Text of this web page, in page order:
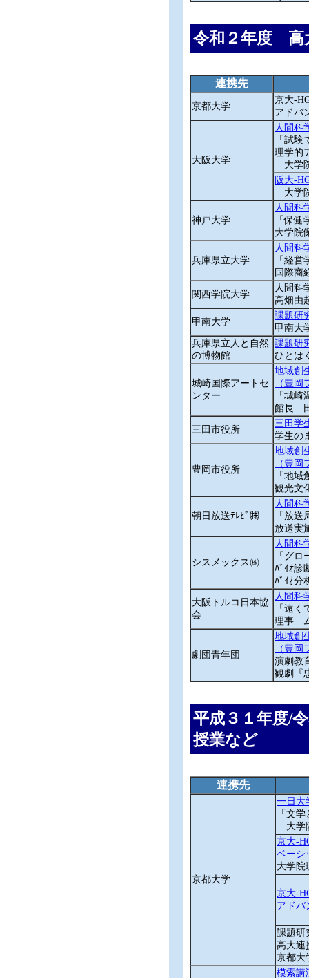
令和２年度 高
連携先
京都大学
京大-
アドバ
大阪大学
人間科
「試
理学的
大学
阪大
大学
神戸大学
人間科
「保
大学院
兵庫県立大学
人間科
「経
国際商
関西学院大学
人間科
高畑由
甲南大学
課題研
甲南大
兵庫県立人と自然
の博物館
課題研
ひとは
城崎国際アートセ
ンター
地域創
（豊
「城
館長
三田市役所
三田学
学生の
豊岡市役所
地域創
（豊
「地
観光文
朝日放送ﾃﾚﾋﾞ㈱
人間科
「放
放送実
シスメックス㈱
人間科
「グ
ﾊﾞｲｵ診
ﾊﾞｲｵ分
大阪トルコ日本協
会
人間科
「遠
理事
劇団青年団
地域創
（豊
演劇教
観劇『
平成３１年度/
授業など
連携先
京都大学
一日大
「文
大学
京大-
ベーシ
大学
京大-
アドバ
課題研
高大連
京都大
模索講